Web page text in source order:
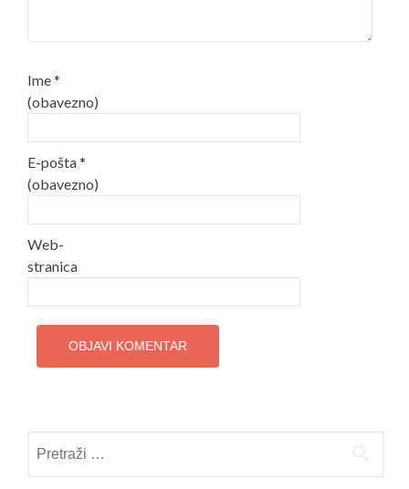
Ime*
(obavezno)
E-pošta*
(obavezno)
Web-
stranica